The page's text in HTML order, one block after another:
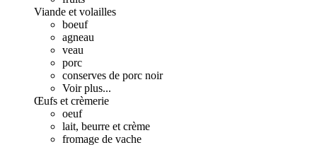
Viande et volailles
boeuf
agneau
veau
porc
conserves de porc noir
Voir plus...
Œufs et crèmerie
oeuf
lait, beurre et crème
fromage de vache